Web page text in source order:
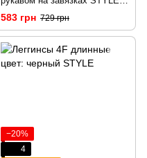
цвет: светло синий
583 грн 729 грн
−20%
4